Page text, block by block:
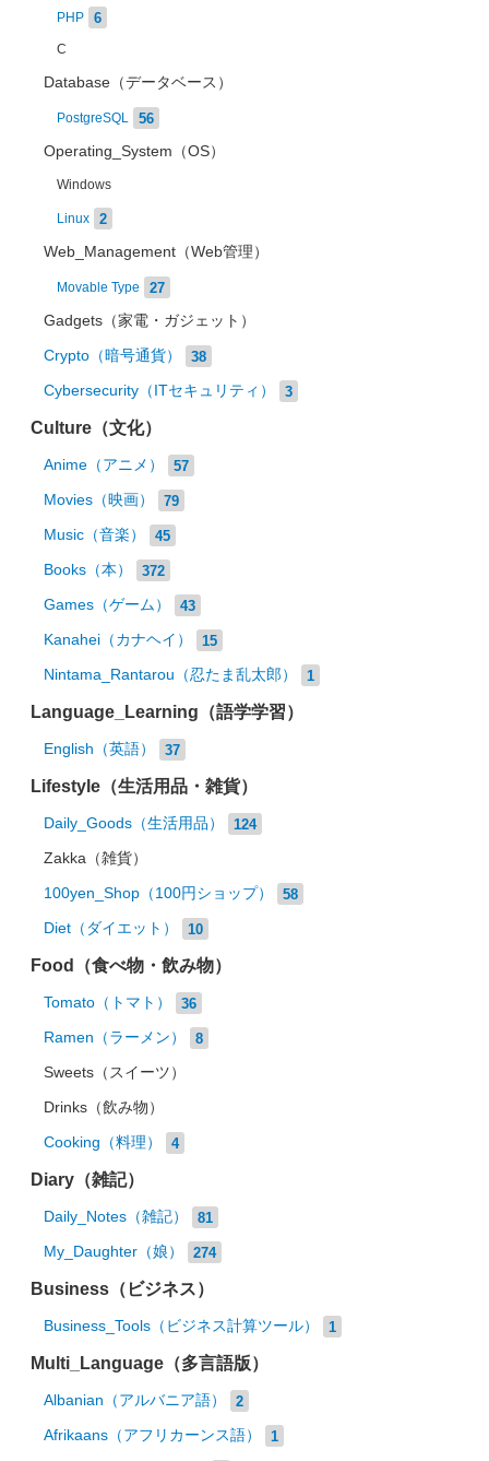
PHP 6
C
Database（データベース）
PostgreSQL 56
Operating_System（OS）
Windows
Linux 2
Web_Management（Web管理）
Movable Type 27
Gadgets（家電・ガジェット）
Crypto（暗号通貨） 38
Cybersecurity（ITセキュリティ） 3
Culture（文化）
Anime（アニメ） 57
Movies（映画） 79
Music（音楽） 45
Books（本） 372
Games（ゲーム） 43
Kanahei（カナヘイ） 15
Nintama_Rantarou（忍たま乱太郎） 1
Language_Learning（語学学習）
English（英語） 37
Lifestyle（生活用品・雑貨）
Daily_Goods（生活用品） 124
Zakka（雑貨）
100yen_Shop（100円ショップ） 58
Diet（ダイエット） 10
Food（食べ物・飲み物）
Tomato（トマト） 36
Ramen（ラーメン） 8
Sweets（スイーツ）
Drinks（飲み物）
Cooking（料理） 4
Diary（雑記）
Daily_Notes（雑記） 81
My_Daughter（娘） 274
Business（ビジネス）
Business_Tools（ビジネス計算ツール） 1
Multi_Language（多言語版）
Albanian（アルバニア語） 2
Afrikaans（アフリカーンス語） 1